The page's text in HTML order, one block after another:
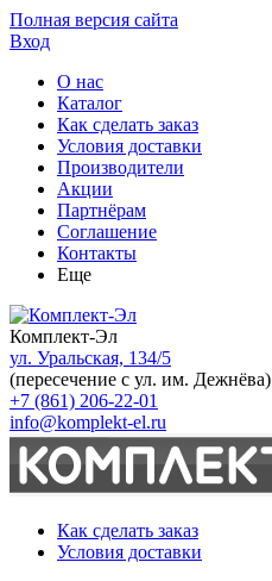
Полная версия сайта
Вход
О нас
Каталог
Как сделать заказ
Условия доставки
Производители
Акции
Партнёрам
Соглашение
Контакты
Еще
Комплект-Эл
ул. Уральская, 134/5
(пересечение с ул. им. Дежнёва)
+7 (861) 206-22-01
info@komplekt-el.ru
Как сделать заказ
Условия доставки